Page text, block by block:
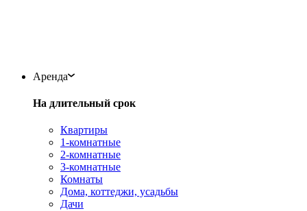
Аренда
На длительный срок
Квартиры
1-комнатные
2-комнатные
3-комнатные
Комнаты
Дома, коттеджи, усадьбы
Дачи